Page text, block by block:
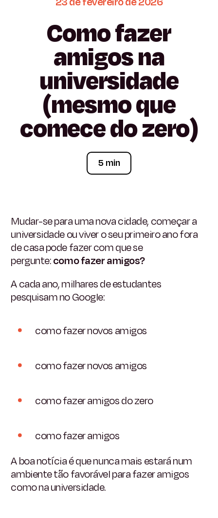
Comofazer
amigosna
universidade
(mesmoque
comecedozero)
5 min
Mudar-se para uma nova cidade, começar a
universidade ou viver o seu primeiro ano fora
de casa pode fazer com que se
pergunte:como fazer amigos?
A cada ano, milhares de estudantes
pesquisam no Google:
como fazer novos amigos
como fazer novos amigos
como fazer amigos do zero
como fazer amigos
A boa notícia é que nunca mais estará num
ambiente tão favorável para fazer amigos
como na universidade.